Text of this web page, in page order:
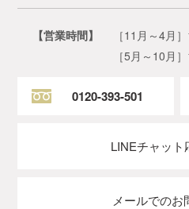
【営業時間】
［11月～4月
［5月～10月
0120-393-501
LINEチャット
メールでのお